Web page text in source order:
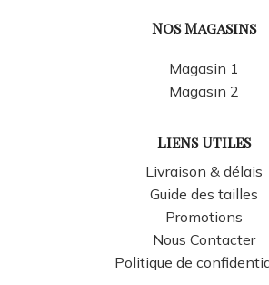
Nos Magasins
Magasin 1
Magasin 2
Liens Utiles
Livraison & délais
Guide des tailles
Promotions
Nous Contacter
Politique de